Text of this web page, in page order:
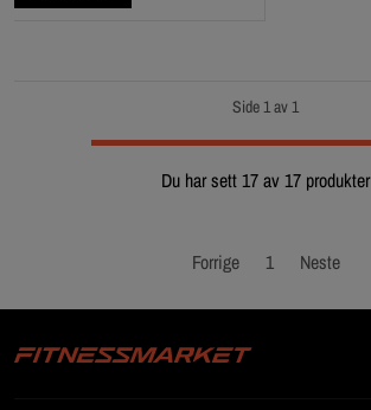
Side 1 av 1
Du har sett 17 av 17 produkter
Forrige 1 Neste